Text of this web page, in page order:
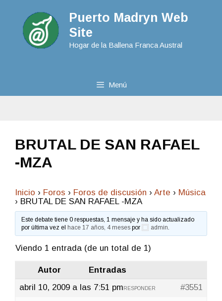
Puerto Madryn Web
Site
Hogar de la Ballena Franca Austral
Menú
BRUTAL DE SAN RAFAEL
-MZA
Inicio › Foros › Foros de discusión › Arte › Música
› BRUTAL DE SAN RAFAEL -MZA
Este debate tiene 0 respuestas, 1 mensaje y ha sido actualizado
por última vez elhace 17 años, 4 meses por admin
Viendo 1 entrada (de un total de 1)
Autor
Entradas
abril 10, 2009 a las 7:51 pm
#3551
RESPONDER